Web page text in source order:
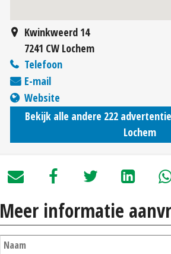
Kwinkweerd 14
7241 CW Lochem
Telefoon
E-mail
Website
Bekijk alle andere 222
Lochem
Meer informatie